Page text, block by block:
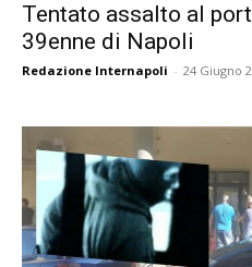
Tentato assalto al
39enne di Napoli
Redazione Internapoli - 24 Giugno